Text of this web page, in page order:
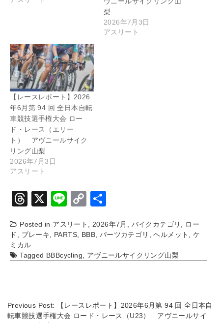
梨
2026年7月3日
アスリート
【レースレポート】2026
年6月第 94 回 全日本自転
車競技選手権大会 ロー
ド・レース（エリー
ト） アヴニールサイク
リング山梨
2026年7月3日
アスリート
T
e
a
d
X
Li
e
C
p
Li
Posted in アスリート 2026年7月 バイクカテゴリ
ロー
ド
ブレーキ PARTS BBB パーツカテゴリ ,ヘルメット ,ケ
ミカル
Tagged BBBcycling アヴニールサイクリング山梨
Previous Post:
【レースレポート】2026年6月第 94 回 全日本自
転車競技選手権大会 ロード・レース（U23） アヴニールサイ